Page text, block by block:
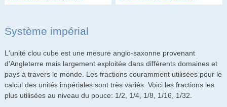
Système impérial
L'unité clou cube est une mesure anglo-saxonne provenant
d'Angleterre mais largement exploitée dans différents domaines et
pays à travers le monde. Les fractions couramment utilisées pour le
calcul des unités impériales sont très variés. Voici les fractions les
plus utilisées au niveau du pouce: 1/2, 1/4, 1/8, 1/16, 1/32.